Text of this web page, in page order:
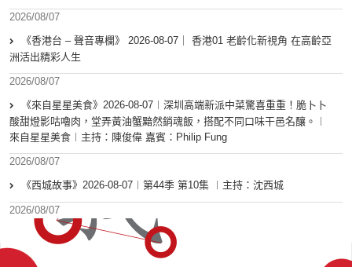
2026/08/07
《香港台 – 聲音專欄》 2026-08-07｜ 香港01 老齡化新視角 在高齡亞
洲活出精彩人生
2026/08/07
《來自星星美食》2026-08-07︱深圳高端新派中菜驚喜重重！脆卜卜
酸甜燈影咕嚕肉，堂弄黃油蟹黯然銷魂飯，搭配不同口味干邑名釀。︱
來自星星美食︱主持：陳俊偉 嘉賓：Philip Fung
2026/08/07
《西城故事》2026-08-07︱第44季 第10集 ︱主持：沈西城
2026/08/07